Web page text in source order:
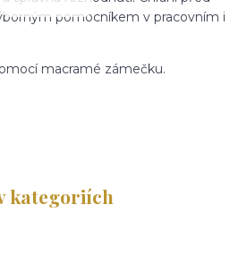
pomocníkem v pracovním i
macramé zámečku.
kategoriích